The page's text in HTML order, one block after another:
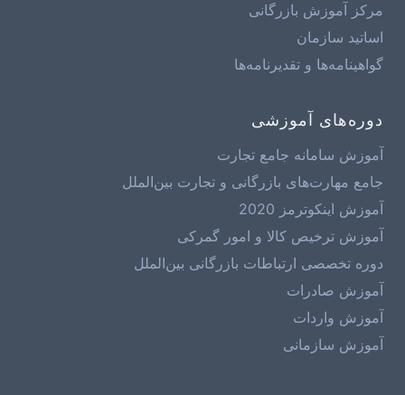
مرکز آموزش بازرگانی
اساتید سازمان
گواهینامه‌ها و تقدیرنامه‌ها
دوره‌های آموزشی
آموزش سامانه جامع تجارت
جامع مهارت‌های بازرگانی و تجارت بین‌الملل
آموزش اینکوترمز 2020
آموزش ترخیص کالا و امور گمرکی
دوره تخصصی ارتباطات بازرگانی بین‌الملل
آموزش صادرات
آموزش واردات
آموزش سازمانی